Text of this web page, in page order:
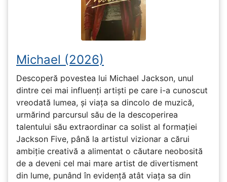
Michael (2026)
Descoperă povestea lui Michael Jackson, unul
dintre cei mai influenți artiști pe care i-a cunoscut
vreodată lumea, și viața sa dincolo de muzică,
urmărind parcursul său de la descoperirea
talentului său extraordinar ca solist al formației
Jackson Five, până la artistul vizionar a cărui
ambiție creativă a alimentat o căutare neobosită
de a deveni cel mai mare artist de divertisment
din lume, punând în evidență atât viața sa din